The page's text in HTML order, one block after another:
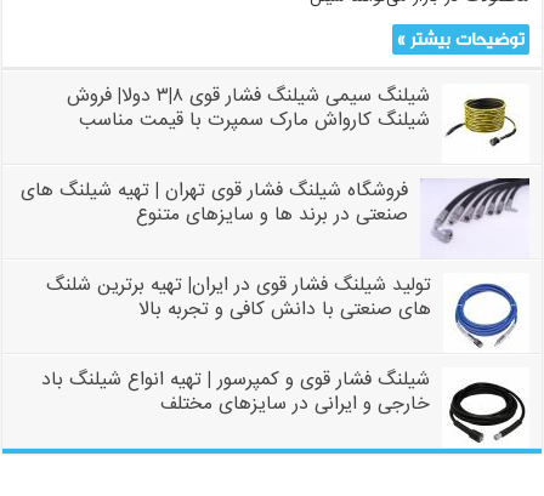
توضیحات بیشتر »
شیلنگ سیمی شیلنگ فشار قوی ۸|۳ دولا| فروش
شیلنگ کارواش مارک سمپرت با قیمت مناسب
فروشگاه شیلنگ فشار قوی تهران | تهیه شیلنگ های
صنعتی در برند ها و سایزهای متنوع
تولید شیلنگ فشار قوی در ایران| تهیه برترین شلنگ
های صنعتی با دانش کافی و تجربه بالا
شیلنگ فشار قوی و کمپرسور | تهیه انواع شیلنگ باد
خارجی و ایرانی در سایزهای مختلف